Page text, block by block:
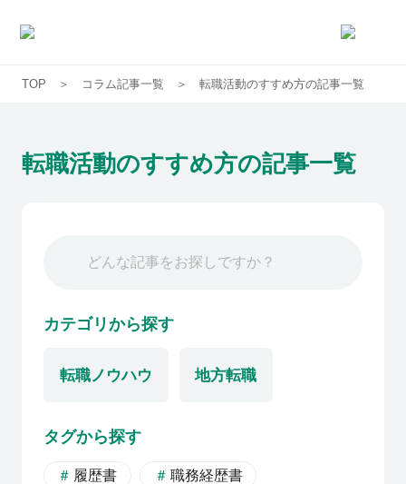
求人一覧
企業一覧
コラム
初めての方へ
コンサルタント紹介
利用者の声
TOP コラム記事一覧 転職活動のすすめ方の記事一覧
転職活動のすすめ方の記事一覧
カテゴリから探す
転職ノウハウ 地方転職
タグから探す
履歴書 職務経歴書